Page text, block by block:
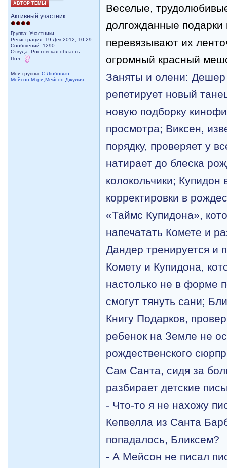
АВТОР ТЕМЫ
Активный участник
Группа: Участники
Регистрация: 19 Дек 2012, 10:29
Сообщений: 1290
Откуда: Ростовская область
Пол:
Мои группы:С Любовью...
Мейсон-Мэри,Мейсон-Джулия
Веселые,
долгожданные подарки
перевязывают их
огромный красный
Заняты и олени: Дешер
репетирует новый
новую подборку
просмотра; Виксен,
порядку, проверяет у
натирает до блеска
колокольчики; Купидон
корректировки в
«Таймс Купидона»,
напечатать Комете и
Дандер тренируется и
Комету и Купидона,
настолько не в форме
смогут тянуть сани;
Книгу Подарков,
ребенок на Земле не
рождественского
Сам Санта, сидя за
разбирает детские
- Что-то я не нахожу
Кепвелла из Санта
попадалось, Бликсем?
- А Мейсон не писал